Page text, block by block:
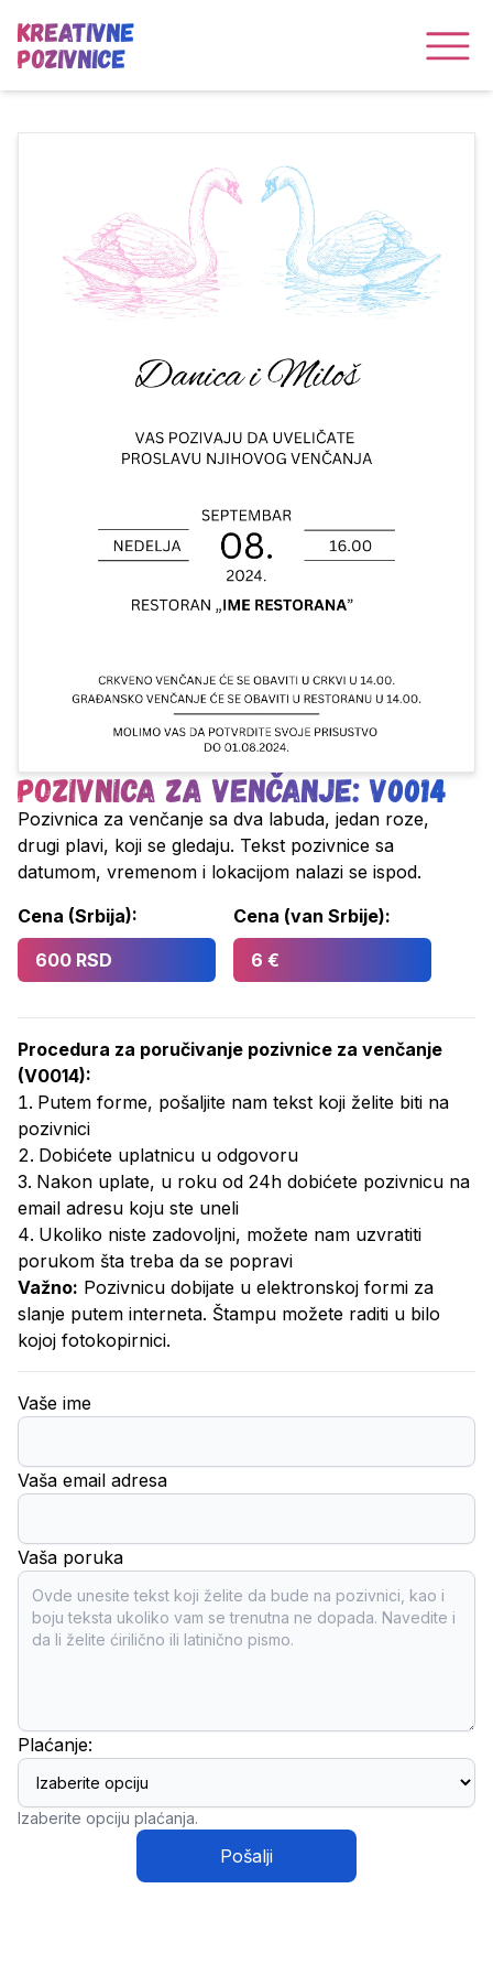
Kreativne
Pozivnice
Pozivnica za venčanje: V0014
Pozivnica za venčanje sa dva labuda, jedan roze,
drugi plavi, koji se gledaju. Tekst pozivnice sa
datumom, vremenom i lokacijom nalazi se ispod.
Cena (Srbija):
600 RSD
Cena (van Srbije):
6 €
Procedura za poručivanje pozivnice za venčanje
(V0014):
Putem forme, pošaljite nam tekst koji želite biti na
pozivnici
Dobićete uplatnicu u odgovoru
Nakon uplate, u roku od 24h dobićete pozivnicu na
email adresu koju ste uneli
Ukoliko niste zadovoljni, možete nam uzvratiti
porukom šta treba da se popravi
Važno: Pozivnicu dobijate u elektronskoj formi za
slanje putem interneta. Štampu možete raditi u bilo
kojoj fotokopirnici.
Vaše ime
Vaša email adresa
Vaša poruka
Plaćanje:
Izaberite opciju plaćanja.
Pošalji